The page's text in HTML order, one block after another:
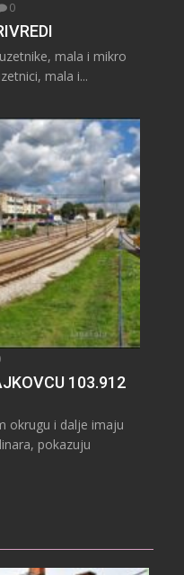
0
mala i mikro
mala i...
103.912
okrugu i dalje imaju
pokazuju